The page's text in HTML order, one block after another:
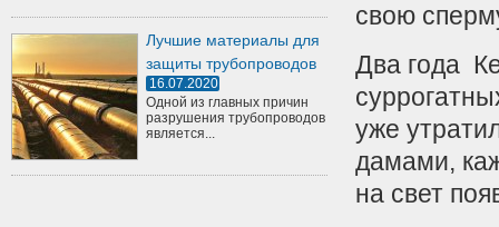
Лучшие материалы для
защиты трубопроводов
16.07.2020
Одной из главных причин
разрушения трубопроводов
является...
свою
Два года
уже
дамами,
на свет